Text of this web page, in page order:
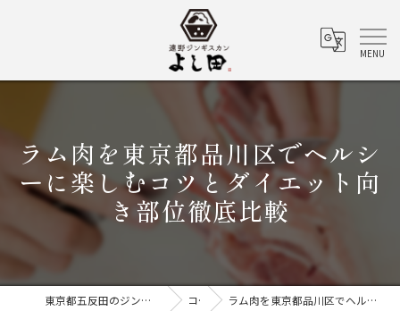
ラム肉を東京都品川区でヘルシ
ーに楽しむコツとダイエット向
き部位徹底比較
東京都五反田のジンギスカンなら遠野ジンギスカン よし田 コラム ラム肉を東京都品川区でヘルシーに楽しむコツとダイエット向き部位徹底比較